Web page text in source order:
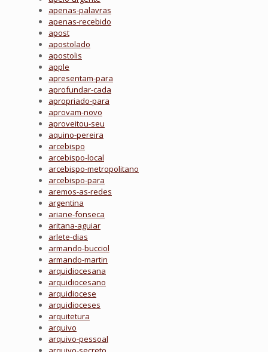
apenas-palavras
apenas-recebido
apost
apostolado
apostolis
apple
apresentam-para
aprofundar-cada
apropriado-para
aprovam-novo
aproveitou-seu
aquino-pereira
arcebispo
arcebispo-local
arcebispo-metropolitano
arcebispo-para
aremos-as-redes
argentina
ariane-fonseca
aritana-aguiar
arlete-dias
armando-bucciol
armando-martin
arquidiocesana
arquidiocesano
arquidiocese
arquidioceses
arquitetura
arquivo
arquivo-pessoal